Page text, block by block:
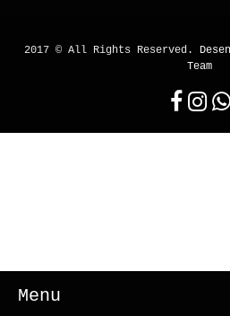
Menu
2017 © All Rights Reserved.
Team